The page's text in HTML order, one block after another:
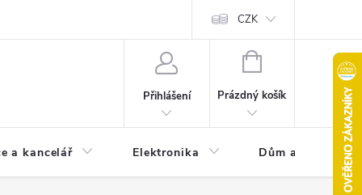
CZK
Přihlášení
NÁKUPNÍ
Prázdný košík
a kancelář Elektronika Dům a zahrada